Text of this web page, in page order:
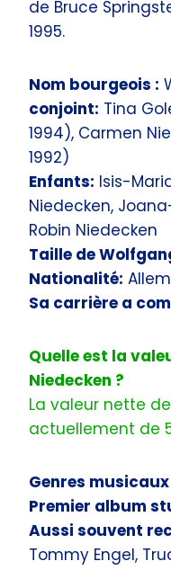
de Bruce
1995.
Nom bourgeois :
conjoint: Tina
1994), Carmen
1992)
Enfants: Isis-
Niedecken,
Robin Niedecken
Taille de
Nationalité:
Sa carrière a
Quelle est la
Niedecken ?
La valeur nette
actuellement de
Genres musicaux
Premier album
Aussi souvent
Tommy Engel,